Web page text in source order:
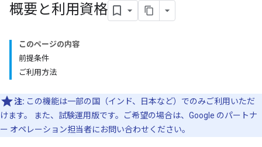
概要と利用資格
このページの内容
前提条件
ご利用方法
注: この機能は一部の国（インド、日本など）でのみご利用いただ
けます。 また、試験運用版です。ご希望の場合は、Google のパートナ
ー オペレーション担当者にお問い合わせください。